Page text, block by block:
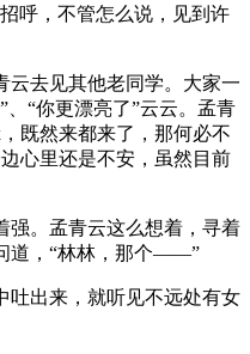
呼，不管怎么说，见到许
云去见其他老同学。大家一
、“你更漂亮了”云云。孟青
既然来都来了，那何必不
心里还是不安，虽然目前
强。孟青云这么想着，寻着
道，“林林，那个——”
吐出来，就听见不远处有女